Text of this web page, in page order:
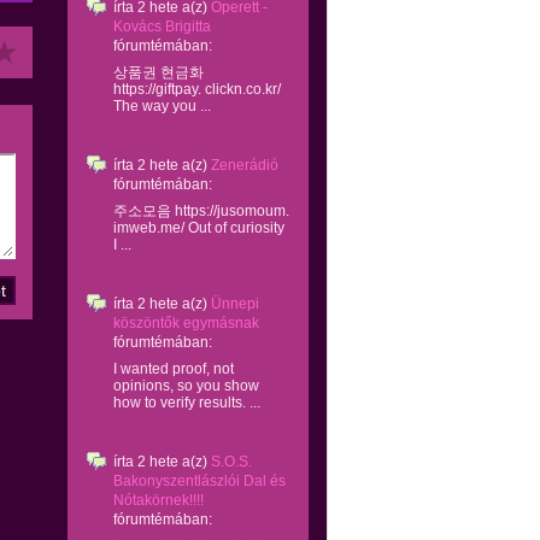
írta 2 hete a(z) Operett -
Kovács Brigitta
fórumtémában:
상품권 현금화
https://giftpay. clickn.co.kr/
The way you ...
írta 2 hete a(z) Zenerádió
fórumtémában:
주소모음 https://jusomoum.
imweb.me/ Out of curiosity
I ...
írta 2 hete a(z) Ünnepi
köszöntők egymásnak
fórumtémában:
I wanted proof, not
opinions, so you show
how to verify results. ...
írta 2 hete a(z) S.O.S.
Bakonyszentlászlói Dal és
Nótakörnek!!!!
fórumtémában: